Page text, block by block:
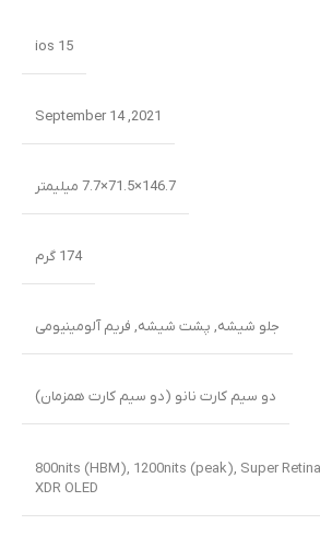
ios 15
2021, September 14
146.7×71.5×7.7 میلیمتر
174 گرم
جلو شیشه, پشت شیشه, فریم آلومینیومی
دو سیم کارت نانو (دو سیم کارت همزمان)
800nits (HBM), 1200nits (peak), Super Retina
XDR OLED